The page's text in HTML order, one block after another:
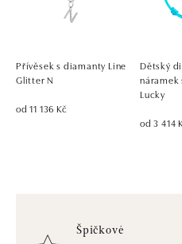
Přívěsek s diamanty Line
Glitter N
od 11 136 Kč
Dětský
náramek
Lucky
od 3 414
Špičkové